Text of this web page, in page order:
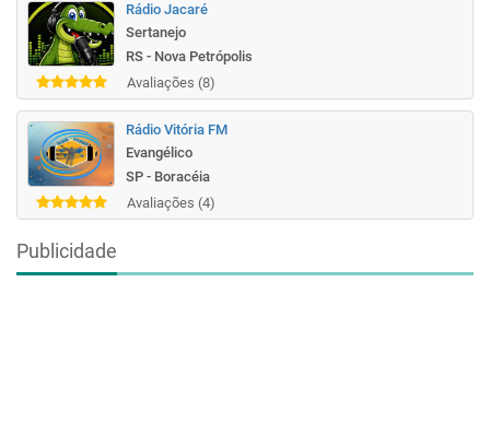
Rádio Jacaré
Sertanejo
RS - Nova Petrópolis
Avaliações (8)
Rádio Vitória FM
Evangélico
SP - Boracéia
Avaliações (4)
Publicidade